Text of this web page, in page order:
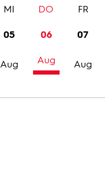
05
Aug
MI
06
Aug
DO
07
Aug
FR